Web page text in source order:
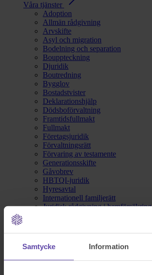
Samtycke Information
Våra tjänster
Adoption
Allmän rådgivning
Arvskifte
Asyl och migration
Bodelning och separation
Bouppteckning
Djuridik
Boutredning
Bygglov
Bostadstvister
Deklarationshjälp
Dödsboförvaltning
Framtidsfullmakt
Fullmakt
Företagsjuridik
Förvaltningsrätt
Förvaring av testamente
Generationsskifte
Gåvobrev
HBTQI-juridik
Hyresavtal
Internationell familjerätt
Juridisk rådgivning i hemförsäkring
Lagfart
LVU och LVM
Medlåntagaravtal